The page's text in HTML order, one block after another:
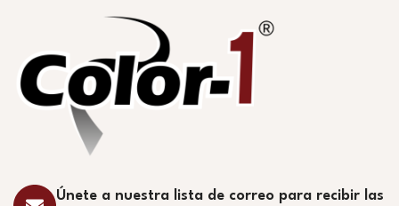
Únete a nuestra lista de correo para recibir las